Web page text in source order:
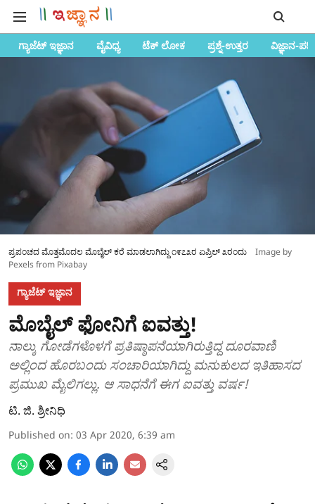
ಗ್ಯಾಜೆಟ್ ಇಜ್ಞಾನ ವೈವಿಧ್ಯ ಟೆಕ್ ಲೋಕ ಪ್ರಶ್ನೆ-ಉತ್ತರ ವಿಜ್ಞಾನ-
ಪ್ರಪಂಚದ ಮೊತ್ತಮೊದಲ ಮೊಬೈಲ್ ಕರೆ ಮಾಡಲಾಗಿದ್ದು ೧೯೭೩ರ ಏಪ್ರಿಲ್ ೩ರಂದು
Image by
Pexels from Pixabay
ಗ್ಯಾಜೆಟ್ ಇಜ್ಞಾನ
ಮೊಬೈಲ್ ಫೋನಿಗೆ ಐವತ್ತು!
ನಾಲ್ಕು ಗೋಡೆಗಳೊಳಗೆ ಪ್ರತಿಷ್ಠಾಪನೆಯಾಗಿರುತ್ತಿದ್ದ ದೂರವಾಣಿ
ಅಲ್ಲಿಂದ ಹೊರಬಂದು ಸಂಚಾರಿಯಾಗಿದ್ದು ಮನುಕುಲದ ಇತಿಹಾಸದ
ಪ್ರಮುಖ ಮೈಲಿಗಲ್ಲು. ಆ ಸಾಧನೆಗೆ ಈಗ ಐವತ್ತು ವರ್ಷ!
ಟಿ. ಜಿ. ಶ್ರೀನಿಧಿ
Published on: 03 Apr 2020, 6:39 am